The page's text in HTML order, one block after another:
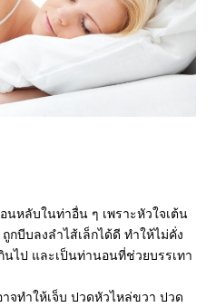
นหลับในท่าอื่น ๆ เพราะหัวใจเต้น
กบีบลงลำไส้เล็กได้ดี ทำให้ไม่คั่ง
นไป และเป็นท่านอนที่ช่วยบรรเทา
จทำให้เจ็บ ปวดหัวไหล่ขวา ปวด